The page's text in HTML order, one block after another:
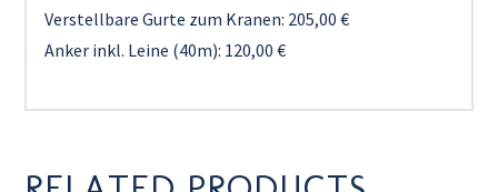
Verstellbare Gurte zum Kranen: 205,00 €
Anker inkl. Leine (40m): 120,00 €